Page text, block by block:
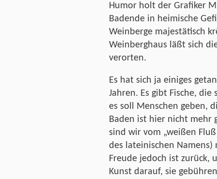
Humor holt der Grafiker
Badende in heimische
Weinberge majestätisch
Weinberghaus läßt sich
verorten.
Es hat sich ja einiges
Jahren. Es gibt Fische,
es soll Menschen geben,
Baden ist hier nicht mehr
sind wir vom „weißen
des lateinischen
Freude jedoch ist zurück,
Kunst darauf, sie